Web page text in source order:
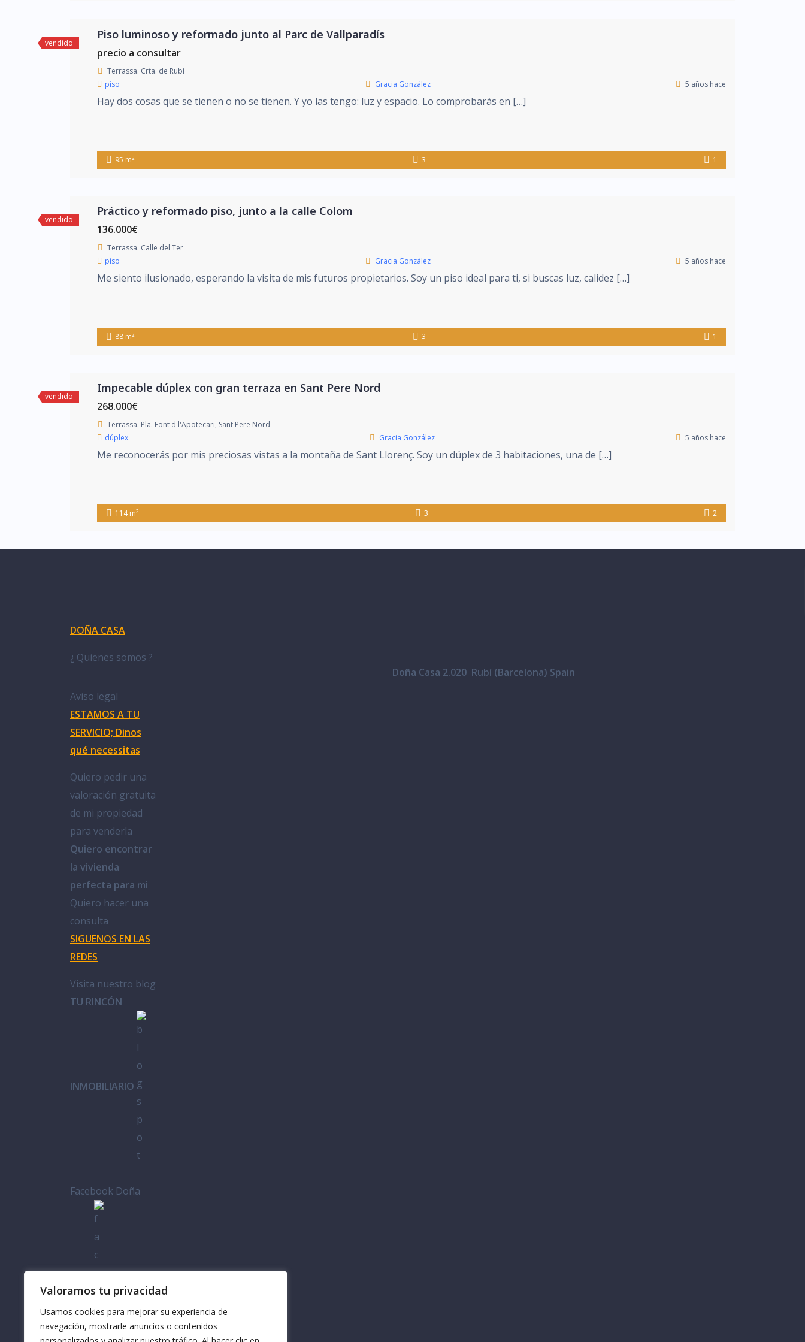
Valoramos tu privacidad
Usamos cookies para mejorar su experiencia de
navegación, mostrarle anuncios o contenidos
vendido
Piso luminoso y reformado junto al Parc de Vallparadís
precio a consultar
Terrassa. Crta. de Rubí
piso
Gracia González 5 años hace
Hay dos cosas que se tienen o no se tienen. Y yo las tengo: luz y espacio. Lo comprobarás en […]
95 m2 3 1
vendido
Práctico y reformado piso, junto a la calle Colom
136.000€
Terrassa. Calle del Ter
piso
Gracia González 5 años hace
Me siento ilusionado, esperando la visita de mis futuros propietarios. Soy un piso ideal para ti, si buscas luz, calidez […]
88 m2 3 1
vendido
Impecable dúplex con gran terraza en Sant Pere Nord
268.000€
Terrassa. Pla. Font d l'Apotecari, Sant Pere Nord
dúplex
Gracia González 5 años hace
Me reconocerás por mis preciosas vistas a la montaña de Sant Llorenç. Soy un dúplex de 3 habitaciones, una de […]
114 m2 3 2
DOÑA CASA
¿ Quienes somos ?
Aviso legal
ESTAMOS A TU
SERVICIO; Dinos
qué necessitas
Quiero pedir una
valoración gratuita
de mi propiedad
para venderla
Quiero encontrar
la vivienda
perfecta para mi
Quiero hacer una
consulta
SIGUENOS EN LAS
REDES
Visita nuestro blog
TU RINCÓN
INMOBILIARIO
Facebook Doña